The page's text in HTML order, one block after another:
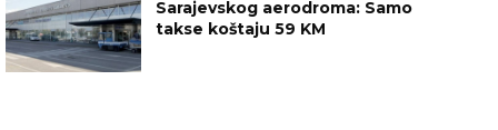
Sarajevskog aerodroma: Samo
takse koštaju 59 KM